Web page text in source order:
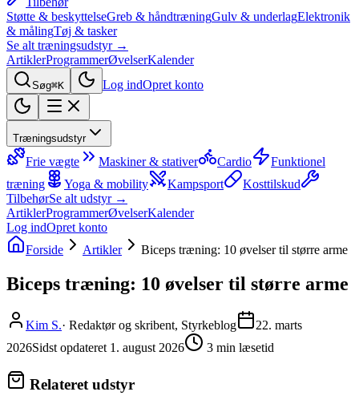
Støtte & beskyttelseGreb & håndtræningGulv & underlagElektronik
& målingTøj & tasker
Se alt træningsudstyr →
ArtiklerProgrammerØvelserKalender
Søg⌘K Log indOpret konto
Træningsudstyr
Frie vægte Maskiner & stativer Cardio
Funktionel
træning
Yoga & mobility Kampsport
Kosttilskud
TilbehørSe alt udstyr →
ArtiklerProgrammerØvelserKalender
Log indOpret konto
Forside
Artikler Biceps træning: 10 øvelser til større arme
Biceps træning: 10 øvelser til større arme
Kim S.· Redaktør og skribent, Styrkeblog
22. marts
2026Sidst opdateret 1. august 2026 3 min læsetid
Relateret udstyr